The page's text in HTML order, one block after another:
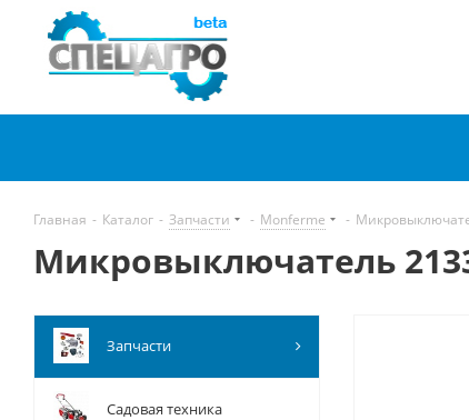
Главная - Каталог - Запчасти - Monferme -
Микровыключатель
Запчасти
Садовая техника